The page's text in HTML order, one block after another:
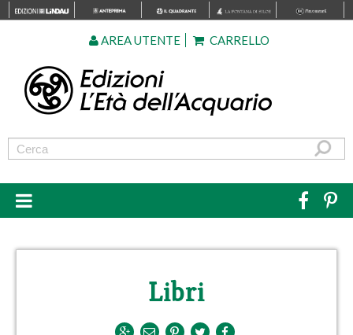
AREA UTENTE CARRELLO
Libri